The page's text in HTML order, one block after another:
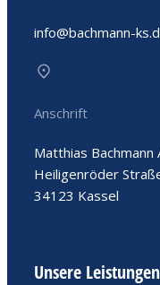
info@bachmann-
Anschrift
Matthias
Heiligenröder
34123 Kassel
Unsere Leistungen